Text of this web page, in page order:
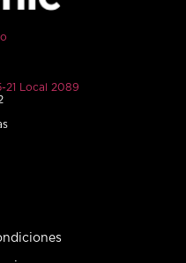
21 Local 2089